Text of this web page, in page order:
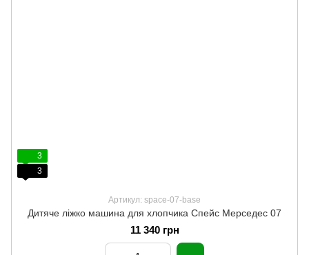
3
3
Артикул: space-07-base
Дитяче ліжко машина для хлопчика Спейс Мерседес 07
11 340 грн